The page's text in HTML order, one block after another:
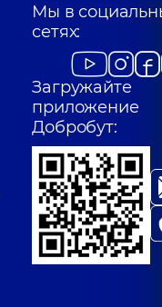
Мы в
сетях:
Загружайте
приложение
Добробут: